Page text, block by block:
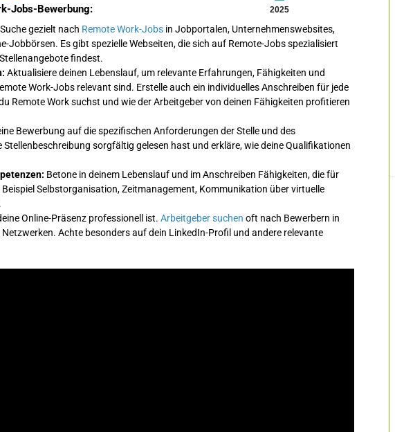
2025
Jobs-Bewerbung:
Suche gezielt nach Remote Work-Jobs in Jobportalen, Unternehmenswebsites,
Jobbörsen. Es gibt spezielle Webseiten, die sich auf Remote-Jobs spezialisiert
findest.
Aktualisiere deinen Lebenslauf, um relevante Erfahrungen, Fähigkeiten und
Work-Jobs relevant sind. Erstelle auch ein individuelles Anschreiben für jede
Remote Work suchst und wie der Arbeitgeber von deinen Fähigkeiten profitieren
Bewerbung auf die spezifischen Anforderungen der Stelle und des
Stellenbeschreibung sorgfältig gelesen hast und erkläre, wie deine Qualifikationen
Betone in deinem Lebenslauf und im Anschreiben Fähigkeiten, die für
Selbstorganisation, Zeitmanagement, Kommunikation über virtuelle
Online-Präsenz professionell ist. Arbeitgeber suchen oft nach Bewerbern in
Achte besonders auf dein LinkedIn-Profil und andere relevante